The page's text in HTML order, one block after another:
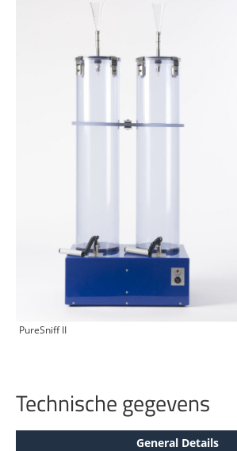
PureSniff II
Technische gegevens
General Details